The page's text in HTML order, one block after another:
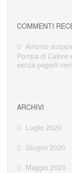
COMMENTI
Antonio
Pompa di Calore
senza pagarli
ARCHIVI
Luglio 2020
Giugno 2020
Maggio 2020